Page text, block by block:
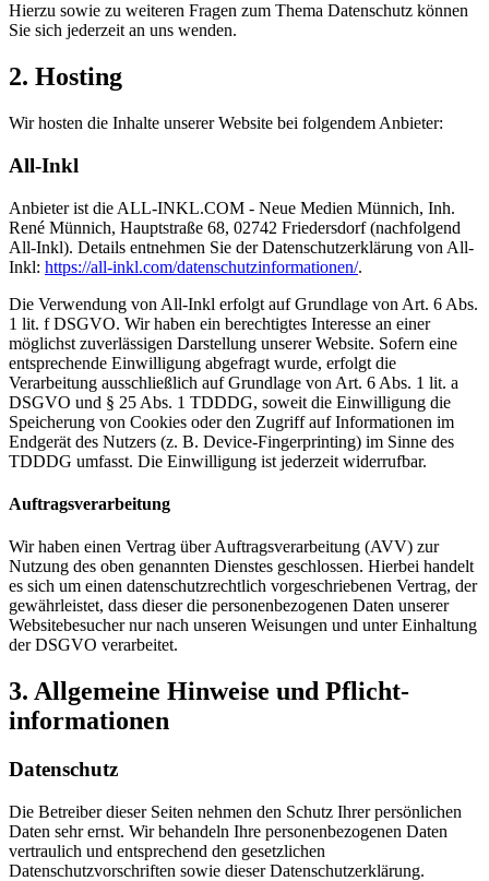
Hierzu sowie zu weiteren Fragen zum Thema Datenschutz können
Sie sich jederzeit an uns wenden.
2. Hosting
Wir hosten die Inhalte unserer Website bei folgendem Anbieter:
All-Inkl
Anbieter ist die ALL-INKL.COM - Neue Medien Münnich, Inh.
René Münnich, Hauptstraße 68, 02742 Friedersdorf (nachfolgend
All-Inkl). Details entnehmen Sie der Datenschutzerklärung von All-
Inkl: https://all-inkl.com/datenschutzinformationen/.
Die Verwendung von All-Inkl erfolgt auf Grundlage von Art. 6 Abs.
1 lit. f DSGVO. Wir haben ein berechtigtes Interesse an einer
möglichst zuverlässigen Darstellung unserer Website. Sofern eine
entsprechende Einwilligung abgefragt wurde, erfolgt die
Verarbeitung ausschließlich auf Grundlage von Art. 6 Abs. 1 lit. a
DSGVO und § 25 Abs. 1 TDDDG, soweit die Einwilligung die
Speicherung von Cookies oder den Zugriff auf Informationen im
Endgerät des Nutzers (z. B. Device-Fingerprinting) im Sinne des
TDDDG umfasst. Die Einwilligung ist jederzeit widerrufbar.
Auftragsverarbeitung
Wir haben einen Vertrag über Auftragsverarbeitung (AVV) zur
Nutzung des oben genannten Dienstes geschlossen. Hierbei handelt
es sich um einen datenschutzrechtlich vorgeschriebenen Vertrag, der
gewährleistet, dass dieser die personenbezogenen Daten unserer
Websitebesucher nur nach unseren Weisungen und unter Einhaltung
der DSGVO verarbeitet.
3. Allgemeine Hinweise und Pflicht­
informationen
Datenschutz
Die Betreiber dieser Seiten nehmen den Schutz Ihrer persönlichen
Daten sehr ernst. Wir behandeln Ihre personenbezogenen Daten
vertraulich und entsprechend den gesetzlichen
Datenschutzvorschriften sowie dieser Datenschutzerklärung.